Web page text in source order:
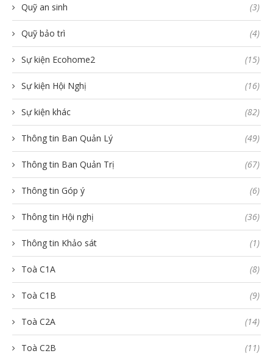
Quỹ an sinh (3)
Quỹ bảo trì (4)
Sự kiện Ecohome2 (15)
Sự kiện Hội Nghị (16)
Sự kiện khác (82)
Thông tin Ban Quản Lý (49)
Thông tin Ban Quản Trị (67)
Thông tin Góp ý (6)
Thông tin Hội nghị (36)
Thông tin Khảo sát (1)
Toà C1A (8)
Toà C1B (9)
Toà C2A (14)
Toà C2B (11)